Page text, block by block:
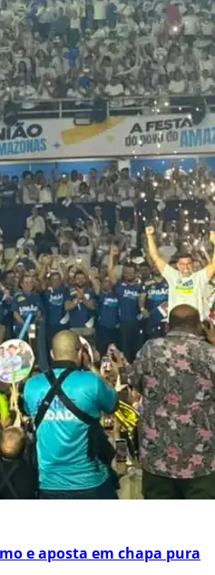
e aposta em chapa pura